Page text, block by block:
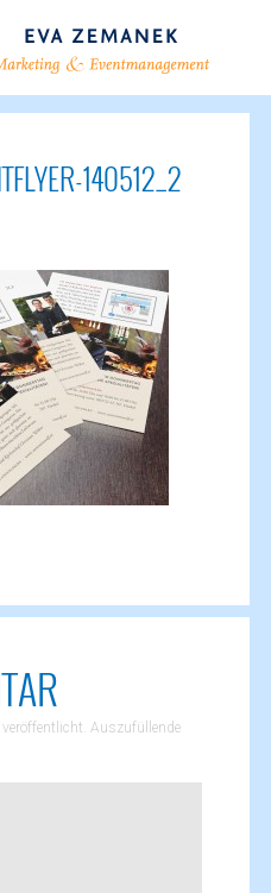
140512_2
veröffentlicht. Auszufüllende